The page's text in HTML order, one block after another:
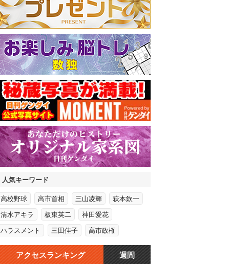
人気キーワード
高校野球 高市首相 三山凌輝 萩本欽一
清水アキラ 板東英二 神田愛花
ハラスメント 三田佳子 高市政権
アクセスランキング 週間